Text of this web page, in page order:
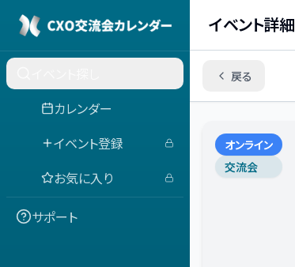
カレンダー
イベント登録
お気に入り
サポート
イベント詳細
戻る
オンライン
交流会